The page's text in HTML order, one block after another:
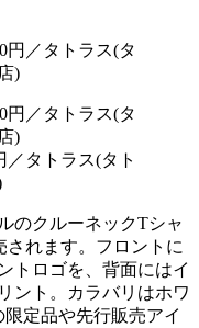
タトラス(タト
のクルーネックTシャ
されます。フロントに
トロゴを、背面にはイ
ント。カラバリはホワ
定品や先行販売アイ